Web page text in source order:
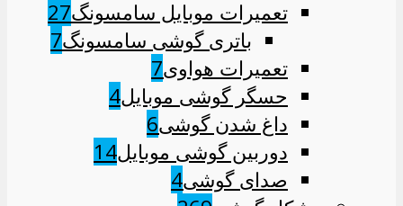
تعمیرات موبایل سامسونگ27
باتری گوشی سامسونگ7
تعمیرات هواوی7
حسگر گوشی موبایل4
داغ شدن گوشی6
دوربین گوشی موبایل14
صدای گوشی4